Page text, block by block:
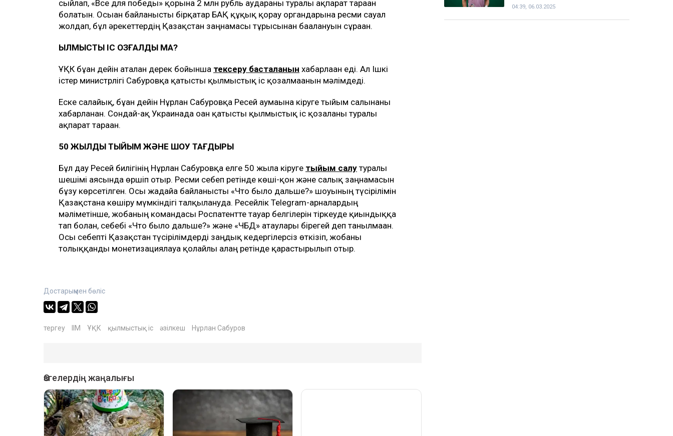
сыйлап, «Все для победы» қорына 2 млн рубль аударғаны туралы ақпарат тараған
болатын. Осыған байланысты бірқатар БАҚ құқық қорғау органдарына ресми сауал
жолдап, бұл әрекеттердің Қазақстан заңнамасы тұрғысынан бағалануын сұраған.
ҚЫЛМЫСТЫҚ ІС ҚОЗҒАЛДЫ МА?
ҰҚК бұған дейін аталған дерек бойынша тексеру басталғанын хабарлаған еді. Ал Ішкі
істер министрлігі Сабуровқа қатысты қылмыстық іс қозғалмағанын мәлімдеді.
Еске салайық, бұған дейін Нұрлан Сабуровқа Ресей аумағына кіруге тыйым салынғаны
хабарланған. Сондай-ақ Украинада оған қатысты қылмыстық іс қозғалғаны туралы
ақпарат тараған.
50 ЖЫЛДЫҚ ТЫЙЫМ ЖӘНЕ ШОУ ТАҒДЫРЫ
Бұл дау Ресей билігінің Нұрлан Сабуровқа елге 50 жылға кіруге тыйым салу туралы
шешімі аясында өршіп отыр. Ресми себеп ретінде көші-қон және салық заңнамасын
бұзу көрсетілген. Осы жағдайға байланысты «Что было дальше?» шоуының түсірілімін
Қазақстанға көшіру мүмкіндігі талқылануда. Ресейлік Telegram-арналардың
мәліметінше, жобаның командасы Роспатентте тауар белгілерін тіркеуде қиындыққа
тап болған, себебі «Что было дальше?» және «ЧБД» атаулары бірегей деп танылмаған.
Осы себепті Қазақстан түсірілімдерді заңдық кедергілерсіз өткізіп, жобаны
толыққанды монетизациялауға қолайлы алаң ретінде қарастырылып отыр.
Достарыңмен бөліс
тергеу ІІМ ҰҚК қылмыстық іс әзілкеш Нұрлан Сабуров
04:39, 06.03.2025